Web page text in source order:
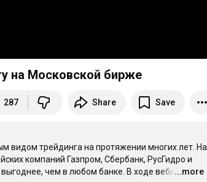
на Московской бирже
287 Share Save
видом трейдинга на протяжении многих лет. На
компаний Газпром, Сбербанк, РусГидро и
чем в любом банке. В ходе вебинар …
...more